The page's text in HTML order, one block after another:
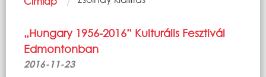
„Hungary 1956-2016” Kulturális Fesztivál
Edmontonban
2016-11-23